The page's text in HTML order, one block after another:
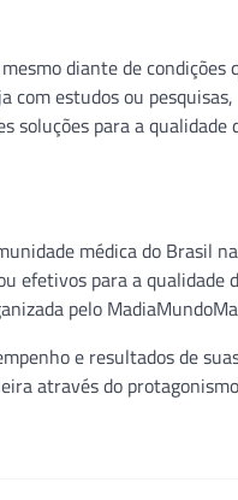
diante de
estudos ou
soluções para a
médica do Brasil
para a qualidade
pelo
e resultados de
através do